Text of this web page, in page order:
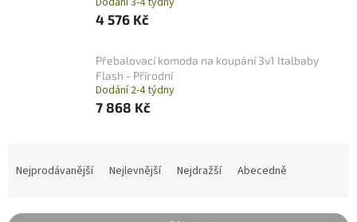
4 576 Kč
Přebalovací komoda na koupání 3v1 Italbaby
Flash - Přírodní
Dodání 2-4 týdny
7 868 Kč
Nejprodávanější Nejlevnější Nejdražší Abecedně